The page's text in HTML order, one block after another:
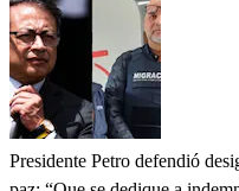
Presidente Petro defendió